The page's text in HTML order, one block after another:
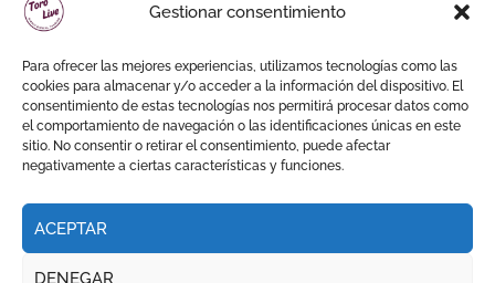
Gestionar consentimiento
Para ofrecer las mejores experiencias, utilizamos tecnologías como las
cookies para almacenar y/o acceder a la información del dispositivo. El
consentimiento de estas tecnologías nos permitirá procesar datos como
el comportamiento de navegación o las identificaciones únicas en este
sitio. No consentir o retirar el consentimiento, puede afectar
negativamente a ciertas características y funciones.
ACEPTAR
DENEGAR